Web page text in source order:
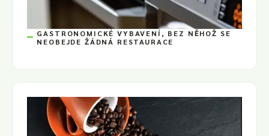
GASTRONOMICKÉ VYBAVENÍ, BEZ NĚHOŽ SE
NEOBEJDE ŽÁDNÁ RESTAURACE